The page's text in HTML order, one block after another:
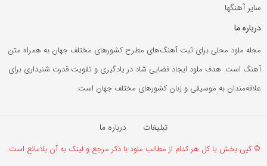
سایر آهنگها
درباره ما
مجله ملود محلی برای ثبت آهنگ‌های مطرح کشورهای مختلف جهان به همراه متن
آهنگ است. هدف ملود ایجاد فضایی شاد در یادگیری و تقویت قدرت شنیداری برای
علاقه‌مندان به موسیقی و زبان کشورهای مختلف جهان است.
تبلیغات درباره ما
© کپی بخش یا کل هر کدام از مطالب ملود با ذکر مرجع و لینک به آن بلامانع است.